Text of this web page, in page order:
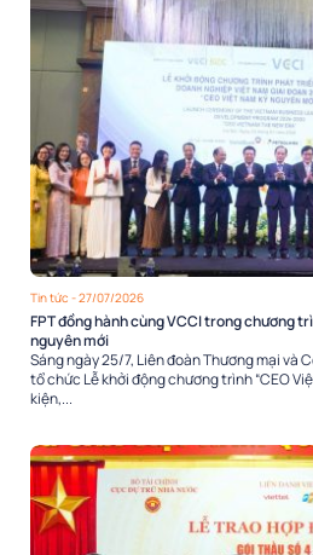
Tin tức - 27/07/2026
FPT đồng hành cùng VCCI trong chương
nguyên mới
Sáng ngày 25/7, Liên đoàn Thương mại và
tổ chức Lễ khởi động chương trình “CEO
kiện,...